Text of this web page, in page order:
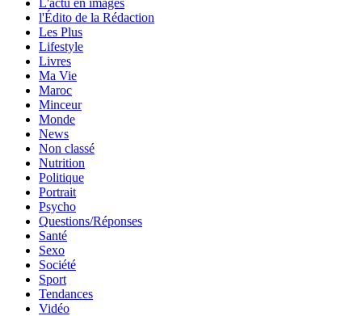
l'Édito de la Rédaction
Les Plus
Lifestyle
Livres
Ma Vie
Maroc
Minceur
Monde
News
Non classé
Nutrition
Politique
Portrait
Psycho
Questions/Réponses
Santé
Sexo
Société
Sport
Tendances
Vidéo